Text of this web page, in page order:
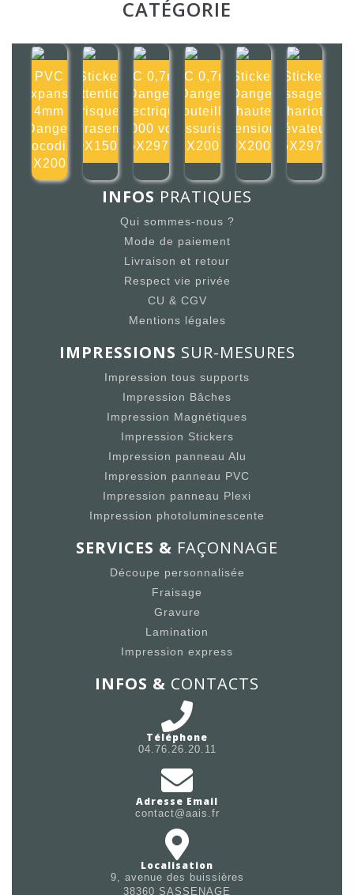
CATÉGORIE
PVC
Expansé
4mm
Danger
crocodile
200X200mm
Sticker
Attention
risque
d'écrasement
150X150mm
PVC 0,7mm
Danger
électrique
11000 volts
105X297mm
PVC 0,7mm
Danger
bouteille
pressurisée
200X200mm
Sticker
Danger
haute
tension
200X200mm
Sticker
Passage de
chariots
élévateurs
105X297mm
INFOS PRATIQUES
Qui sommes-nous ?
Mode de paiement
Livraison et retour
Respect vie privée
CU & CGV
Mentions légales
IMPRESSIONS SUR-MESURES
Impression tous supports
Impression Bâches
Impression Magnétiques
Impression Stickers
Impression panneau Alu
Impression panneau PVC
Impression panneau Plexi
Impression photoluminescente
SERVICES & FAÇONNAGE
Découpe personnalisée
Fraisage
Gravure
Lamination
Impression express
INFOS & CONTACTS
Téléphone
04.76.26.20.11
Adresse Email
contact@aais.fr
Localisation
9, avenue des buissières
38360 SASSENAGE